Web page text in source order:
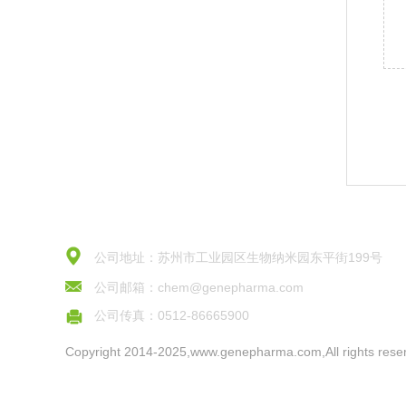
公司地址：苏州市工业园区生物纳米园东平街199号
公司邮箱：chem@genepharma.com
公司传真：0512-86665900
Copyright 2014-2025,www.genepharma.com,All rights